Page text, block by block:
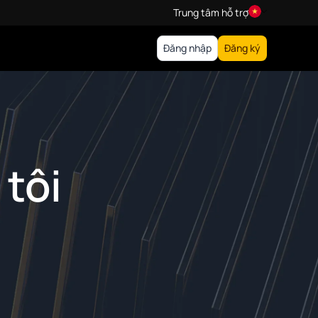
Trung tâm hỗ trợ
Đăng nhập Đăng ký
tôi